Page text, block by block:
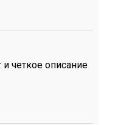
четкое описание